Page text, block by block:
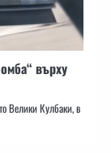
върху
Велики Кулбаки, в